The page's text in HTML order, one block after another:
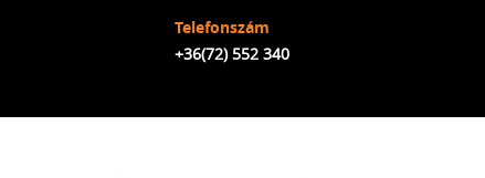
Telefonszám
+36(72) 552 340